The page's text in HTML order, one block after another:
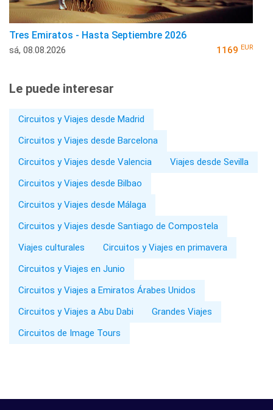
Tres Emiratos - Hasta Septiembre 2026
sá, 08.08.2026 1169 EUR
Le puede interesar
Circuitos y Viajes desde Madrid
Circuitos y Viajes desde Barcelona
Circuitos y Viajes desde Valencia
Viajes desde Sevilla
Circuitos y Viajes desde Bilbao
Circuitos y Viajes desde Málaga
Circuitos y Viajes desde Santiago de Compostela
Viajes culturales
Circuitos y Viajes en primavera
Circuitos y Viajes en Junio
Circuitos y Viajes a Emiratos Árabes Unidos
Circuitos y Viajes a Abu Dabi
Grandes Viajes
Circuitos de Image Tours